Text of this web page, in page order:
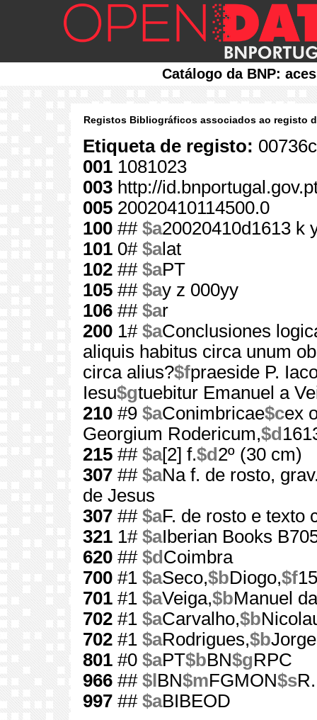
Catálogo da BNP:
Registos Bibliográficos associados ao registo
Etiqueta de registo:
001 1081023
003 http://
005 20020410114500.0
100 ## $a20020410d1613 k
101 0# $alat
102 ## $aPT
105 ## $ay z 000yy
106 ## $ar
200 1# $aConclusiones
aliquis habitus circa unum
circa alius?$fpraeside P.
Iesu$gtuebitur Emanuel a
210 #9 $aConimbricae$cex
Georgium Rodericum,$d
215 ## $a[2] f.$d 2º (30 cm)
307 ## $aNa f. de rosto,
de Jesus
307 ## $aF. de rosto e texto
321 1# $aIberian Books
620 ## $d Coimbra
700 #1 $aSeco,$bDiogo,$f
701 #1 $aVeiga,$bManuel
702 #1 $aCarvalho,$b
702 #1 $aRodrigues,$b
801 #0 $aPT$bBN$gRPC
966 ## $l BN$mFGMON$s
997 ## $aBIBEOD